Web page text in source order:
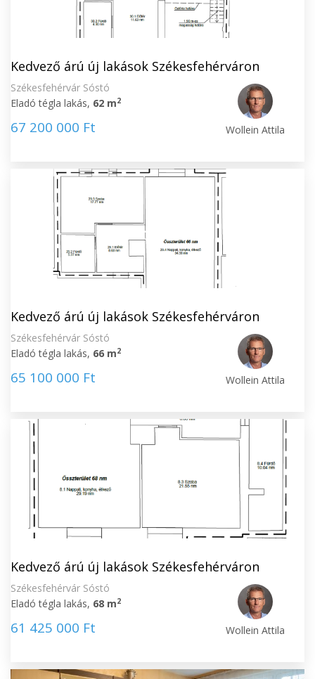
Kedvező árú új lakások Székesfehérváron
Székesfehérvár Sóstó
Eladó tégla lakás, 62 m2
67 200 000 Ft Wollein Attila
Kedvező árú új lakások Székesfehérváron
Székesfehérvár Sóstó
Eladó tégla lakás, 66 m2
65 100 000 Ft Wollein Attila
Kedvező árú új lakások Székesfehérváron
Székesfehérvár Sóstó
Eladó tégla lakás, 68 m2
61 425 000 Ft Wollein Attila